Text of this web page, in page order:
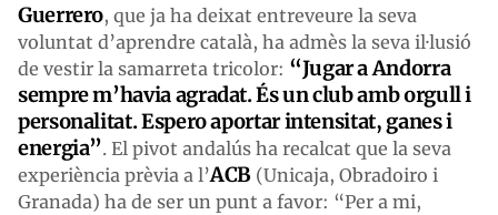
Guerrero, que ja ha deixat entreveure la seva
voluntat d’aprendre català, ha admès la seva il·lusió
de vestir la samarreta tricolor: “Jugar a Andorra
sempre m’havia agradat. És un club amb orgull i
personalitat. Espero aportar intensitat, ganes i
energia”. El pivot andalús ha recalcat que la seva
experiència prèvia a l’ACB (Unicaja, Obradoiro i
Granada) ha de ser un punt a favor: “Per a mi,